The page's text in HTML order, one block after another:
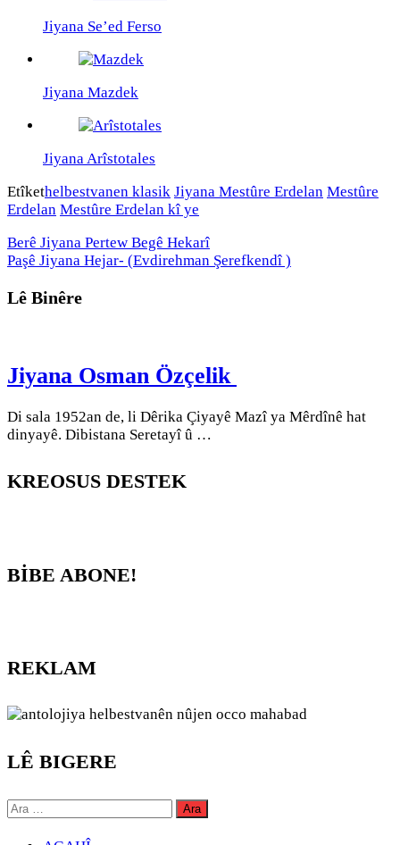
Jiyana Se’ed Ferso
Jiyana Mazdek
Jiyana Arîstotales
Etîkethelbestvanen klasik Jiyana Mestûre Erdelan Mestûre
Erdelan Mestûre Erdelan kî ye
Berê Jiyana Pertew Begê Hekarî
Paşê Jiyana Hejar- (Evdirehman Şerefkendî )
Lê Binêre
Jiyana Osman Özçelik
Di sala 1952an de, li Dêrika Çiyayê Mazî ya Mêrdînê hat
dinyayê. Dibistana Seretayî û …
KREOSUS DESTEK
BİBE ABONE!
REKLAM
LÊ BIGERE
Arama: